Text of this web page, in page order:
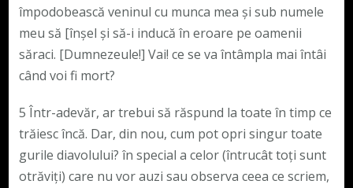
împodobească veninul cu munca mea și sub numele
meu să [înșel și să-i inducă în eroare pe oamenii
săraci. [Dumnezeule!] Vai! ce se va întâmpla mai întâi
când voi fi mort?
5 Într-adevăr, ar trebui să răspund la toate în timp ce
trăiesc încă. Dar, din nou, cum pot opri singur toate
gurile diavolului? în special a celor (întrucât toți sunt
otrăviți) care nu vor auzi sau observa ceea ce scriem,